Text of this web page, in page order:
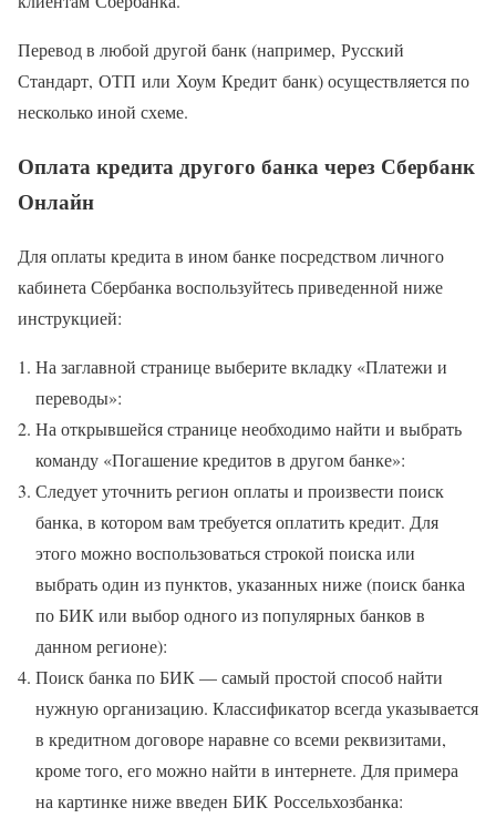
Перевод в любой другой банк (например, Русский
Стандарт, ОТП или Хоум Кредит банк) осуществляется по
несколько иной схеме.
Оплата кредита другого банка через Сбербанк
Онлайн
Для оплаты кредита в ином банке посредством личного
кабинета Сбербанка воспользуйтесь приведенной ниже
инструкцией:
На заглавной странице выберите вкладку «Платежи и
переводы»:
На открывшейся странице необходимо найти и выбрать
команду «Погашение кредитов в другом банке»:
Следует уточнить регион оплаты и произвести поиск
банка, в котором вам требуется оплатить кредит. Для
этого можно воспользоваться строкой поиска или
выбрать один из пунктов, указанных ниже (поиск банка
по БИК или выбор одного из популярных банков в
данном регионе):
Поиск банка по БИК — самый простой способ найти
нужную организацию. Классификатор всегда указывается
в кредитном договоре наравне со всеми реквизитами,
кроме того, его можно найти в интернете. Для примера
на картинке ниже введен БИК Россельхозбанка: